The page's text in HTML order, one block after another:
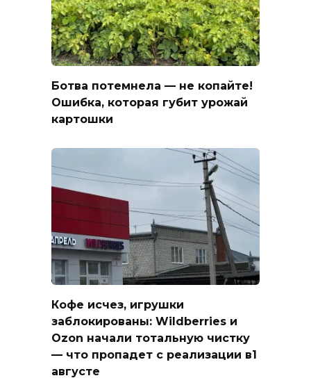
Ботва потемнела — не копайте!
Ошибка, которая губит урожай
картошки
Кофе исчез, игрушки
заблокированы: Wildberries и
Ozon начали тотальную чистку
— что пропадет с реализации в1
августе